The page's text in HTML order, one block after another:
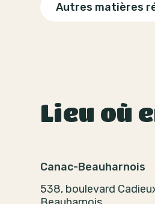
Autres matières
Lieu où
Canac-Beauharnois
538, boulevard